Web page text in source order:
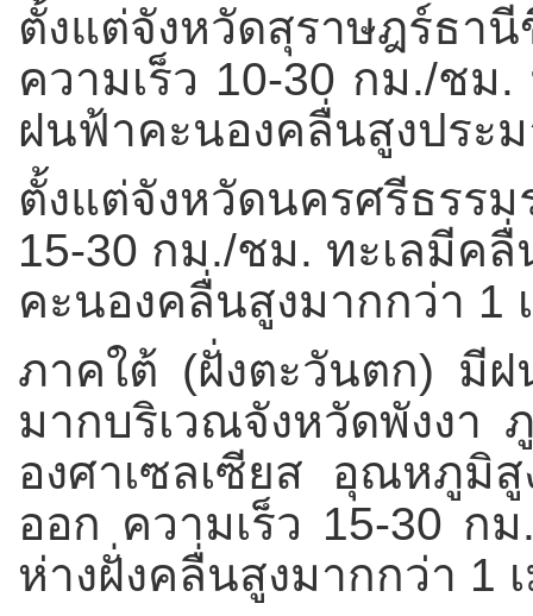
ตั้งแต่จังหวัดสุราษฎร์
ความเร็ว 10-30 กม./ชม
ฝนฟ้าคะนองคลื่นสูงประ
ตั้งแต่จังหวัดนครศรีธร
15-30 กม./ชม. ทะเลมีค
คะนองคลื่นสูงมากกว่า 1
ภาคใต้ (ฝั่งตะวันตก) มี
มากบริเวณจังหวัดพังงา
องศาเซลเซียส อุณหภูมิ
ออก ความเร็ว 15-30 ก
ห่างฝั่งคลื่นสูงมากกว่า 1